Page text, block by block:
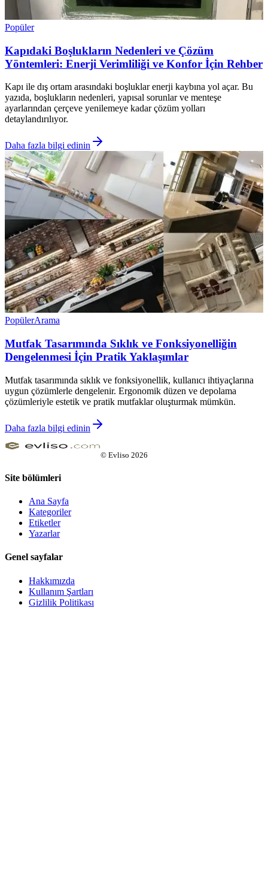
Popüler
Kapıdaki Boşlukların Nedenleri ve Çözüm
Yöntemleri: Enerji Verimliliği ve Konfor İçin Rehber
Kapı ile dış ortam arasındaki boşluklar enerji kaybına yol açar. Bu
yazıda, boşlukların nedenleri, yapısal sorunlar ve menteşe
ayarlarından çerçeve yenilemeye kadar çözüm yolları
detaylandırılıyor.
Daha fazla bilgi edinin
PopülerArama
Mutfak Tasarımında Sıklık ve Fonksiyonelliğin
Dengelenmesi İçin Pratik Yaklaşımlar
Mutfak tasarımında sıklık ve fonksiyonellik, kullanıcı ihtiyaçlarına
uygun çözümlerle dengelenir. Ergonomik düzen ve depolama
çözümleriyle estetik ve pratik mutfaklar oluşturmak mümkün.
Daha fazla bilgi edinin
© Evliso 2026
Site bölümleri
Ana Sayfa
Kategoriler
Etiketler
Yazarlar
Genel sayfalar
Hakkımızda
Kullanım Şartları
Gizlilik Politikası